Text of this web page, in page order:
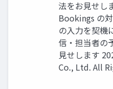
法をお見せし
Bookings の
の入力を契機
信・担当者の
見せします
Co., Ltd. All